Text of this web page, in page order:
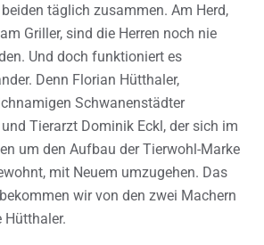
täglich zusammen. Am Herd,
Griller, sind die Herren noch nie
Und doch funktioniert es
Denn Florian Hütthaler,
Schwanenstädter
Tierarzt Dominik Eckl, der sich im
um den Aufbau der Tierwohl-Marke
mit Neuem umzugehen. Das
wir von den zwei Machern
Hütthaler.